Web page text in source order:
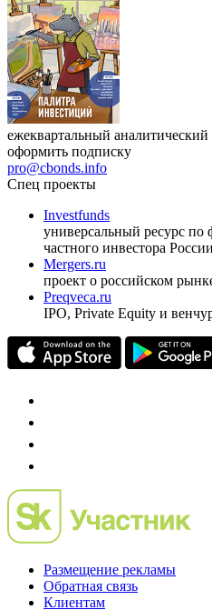
ЖурналCbonds Review
оформить подписку
pro@cbonds.info
Спец проекты
Investfunds
универсальный ресурс по
частного инвестора
проект о российском
Preqveca.ru